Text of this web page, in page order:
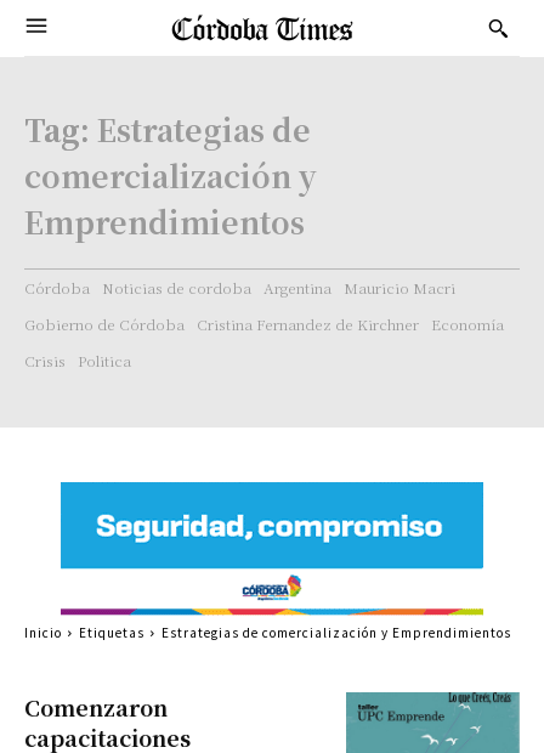
Tag: Estrategias de
comercialización y
Emprendimientos
Córdoba Noticias de cordoba Argentina
Mauricio Macri
Gobierno de Córdoba
Cristina Fernandez de Kirchner
Economía
Crisis
Politica
Comenzaron
capacitaciones
Inicio Etiquetas Estrategias de comercialización y Emprendimientos